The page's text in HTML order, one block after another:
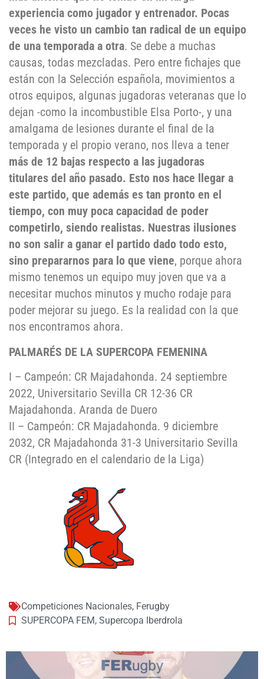
experiencia como jugador y entrenador. Pocas
veces he visto un cambio tan radical de un equipo
de una temporada a otra. Se debe a muchas
causas, todas mezcladas. Pero entre fichajes que
están con la Selección española, movimientos a
otros equipos, algunas jugadoras veteranas que lo
dejan -como la incombustible Elsa Porto-, y una
amalgama de lesiones durante el final de la
temporada y el propio verano, nos lleva a tener
más de 12 bajas respecto a las jugadoras
titulares del año pasado. Esto nos hace llegar a
este partido, que además es tan pronto en el
tiempo, con muy poca capacidad de poder
competirlo, siendo realistas. Nuestras ilusiones
no son salir a ganar el partido dado todo esto,
sino prepararnos para lo que viene, porque ahora
mismo tenemos un equipo muy joven que va a
necesitar muchos minutos y mucho rodaje para
poder mejorar su juego. Es la realidad con la que
nos encontramos ahora.
PALMARÉS DE LA SUPERCOPA FEMENINA
I – Campeón: CR Majadahonda. 24 septiembre
2022, Universitario Sevilla CR 12-36 CR
Majadahonda. Aranda de Duero
II – Campeón: CR Majadahonda. 9 diciembre
2032, CR Majadahonda 31-3 Universitario Sevilla
CR (Integrado en el calendario de la Liga)
Competiciones Nacionales, Ferugby
SUPERCOPA FEM, Supercopa Iberdrola